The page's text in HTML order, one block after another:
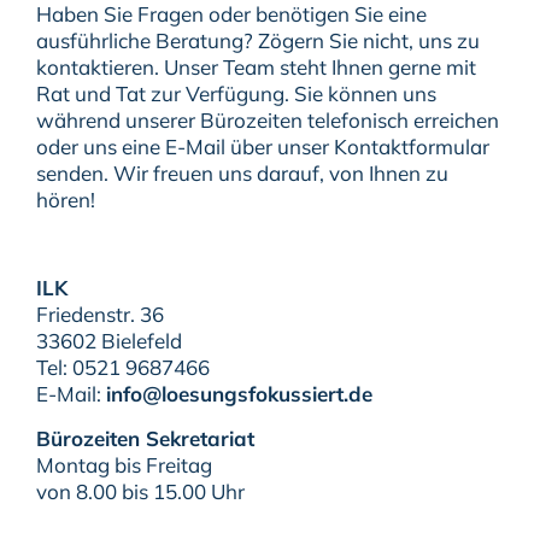
Haben Sie Fragen oder benötigen Sie eine
ausführliche Beratung? Zögern Sie nicht, uns zu
kontaktieren. Unser Team steht Ihnen gerne mit
Rat und Tat zur Verfügung. Sie können uns
während unserer Bürozeiten telefonisch erreichen
oder uns eine E-Mail über unser Kontaktformular
senden. Wir freuen uns darauf, von Ihnen zu
hören!
ILK
Friedenstr. 36
33602 Bielefeld
Tel: 0521 9687466
E-Mail: info@loesungsfokussiert.de
Bürozeiten Sekretariat
Montag bis Freitag
von 8.00 bis 15.00 Uhr